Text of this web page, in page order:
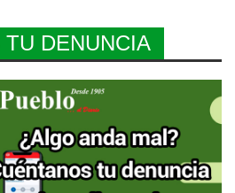
DENUNCIA